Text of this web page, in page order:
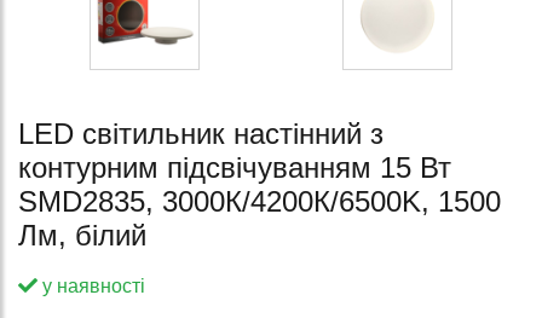
LED світильник настінний з
контурним підсвічуванням 15 Вт
SMD2835, 3000К/4200К/6500K, 1500
Лм, білий
Баланс:
у наявності